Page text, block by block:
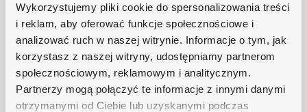
Wykorzystujemy pliki cookie do spersonalizowania treści
i reklam, aby oferować funkcje społecznościowe i
analizować ruch w naszej witrynie. Informacje o tym, jak
korzystasz z naszej witryny, udostępniamy partnerom
społecznościowym, reklamowym i analitycznym.
Partnerzy mogą połączyć te informacje z innymi danymi
otrzymanymi od Ciebie lub uzyskanymi podczas
Bezpieczne płatności
Płatności obsługuje Przelewy24 - największy
operator płatności online w Polsce.
Masz pytania dotyczące produktu?
Zadzwoń do nas 62 733 86 11 lub napisz e-
mail. Chętnie pomożemy!